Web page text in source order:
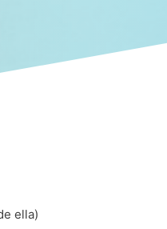
ella)